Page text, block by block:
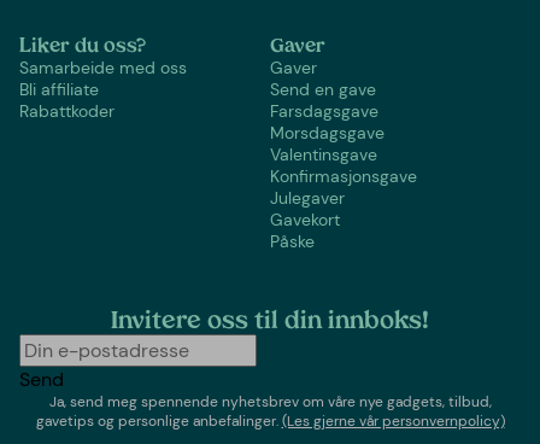
Liker du oss?
Samarbeide med oss
Bli affiliate
Rabattkoder
Gaver
Gaver
Send en gave
Farsdagsgave
Morsdagsgave
Valentinsgave
Konfirmasjonsgave
Julegaver
Gavekort
Påske
Invitere oss til din innboks!
Send
Ja, send meg spennende nyhetsbrev om våre nye gadgets, tilbud,
gavetips og personlige anbefalinger.(Les gjerne vår personvernpolicy)